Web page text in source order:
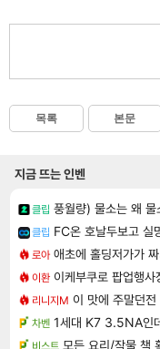
목록 본문
지금 뜨는 인벤
클립 풍월량) 물소는 왜 물
클립 FC온 호날두보고 실
로아 애초에 홀딩저가가
이환 이케부쿠로 팝업행사
리니지M 이 맛에 주말던전
차벤 1세대 K7 3.5NA인데 LF
비스트 모든 요리/작물 책